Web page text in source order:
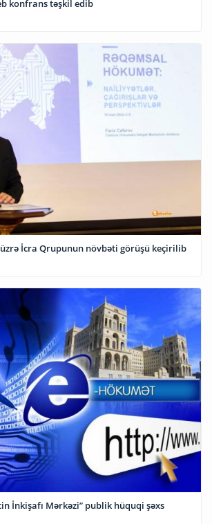
konfrans təşkil edib
İcra Qrupunun növbəti görüşü keçirilib
İnkişafı Mərkəzi” publik hüquqi şəxs